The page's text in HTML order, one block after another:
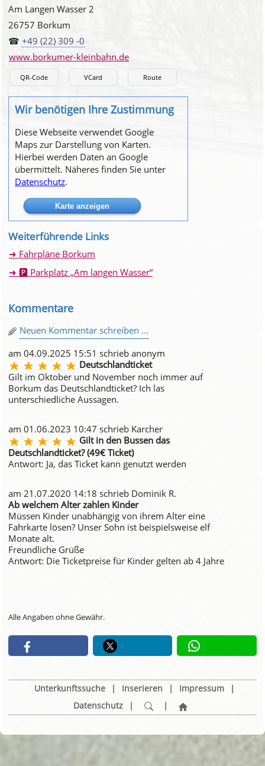
Am Langen Wasser 2
26757 Borkum
☎+49 (22) 309 -0
www.borkumer-kleinbahn.de
QR-Code VCard Route
Wir benötigen Ihre Zustimmung
Diese Webseite verwendet Google
Maps zur Darstellung von Karten.
Hierbei werden Daten an Google
übermittelt. Näheres finden Sie unter
Datenschutz.
Weiterführende Links
Fahrpläne Borkum
🅿️ Parkplatz „Am langen Wasser“
Kommentare
Neuen Kommentar schreiben ...
am 04.09.2025 15:51 schrieb anonym
Deutschlandticket
Gilt im Oktober und November noch immer auf
Borkum das Deutschlandticket? Ich las
unterschiedliche Aussagen.
am 01.06.2023 10:47 schrieb Karcher
Gilt in den Bussen das
Deutschlandticket? (49€ Ticket)
Antwort: Ja, das Ticket kann genutzt werden
am 21.07.2020 14:18 schrieb Dominik R.
Ab welchem Alter zahlen Kinder
Müssen Kinder unabhängig von ihrem Alter eine
Fahrkarte lösen? Unser Sohn ist beispielsweise elf
Monate alt.
Freundliche Grüße
Antwort: Die Ticketpreise für Kinder gelten ab 4 Jahre
Alle Angaben ohne Gewähr.
Unterkunftssuche Inserieren Impressum
Datenschutz